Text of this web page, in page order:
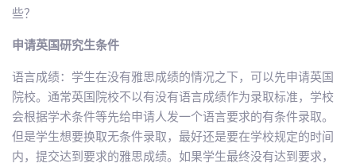
申请英国研究生条件
语言成绩：学生在没有雅思成绩的情况之下，可以先申请英国
院校。通常英国院校不以有没有语言成绩作为录取标准，学校
会根据学术条件等先给申请人发一个语言要求的有条件录取。
但是学生想要换取无条件录取，最好还是要在学校规定的时间
内，提交达到要求的雅思成绩。如果学生最终没有达到要求，